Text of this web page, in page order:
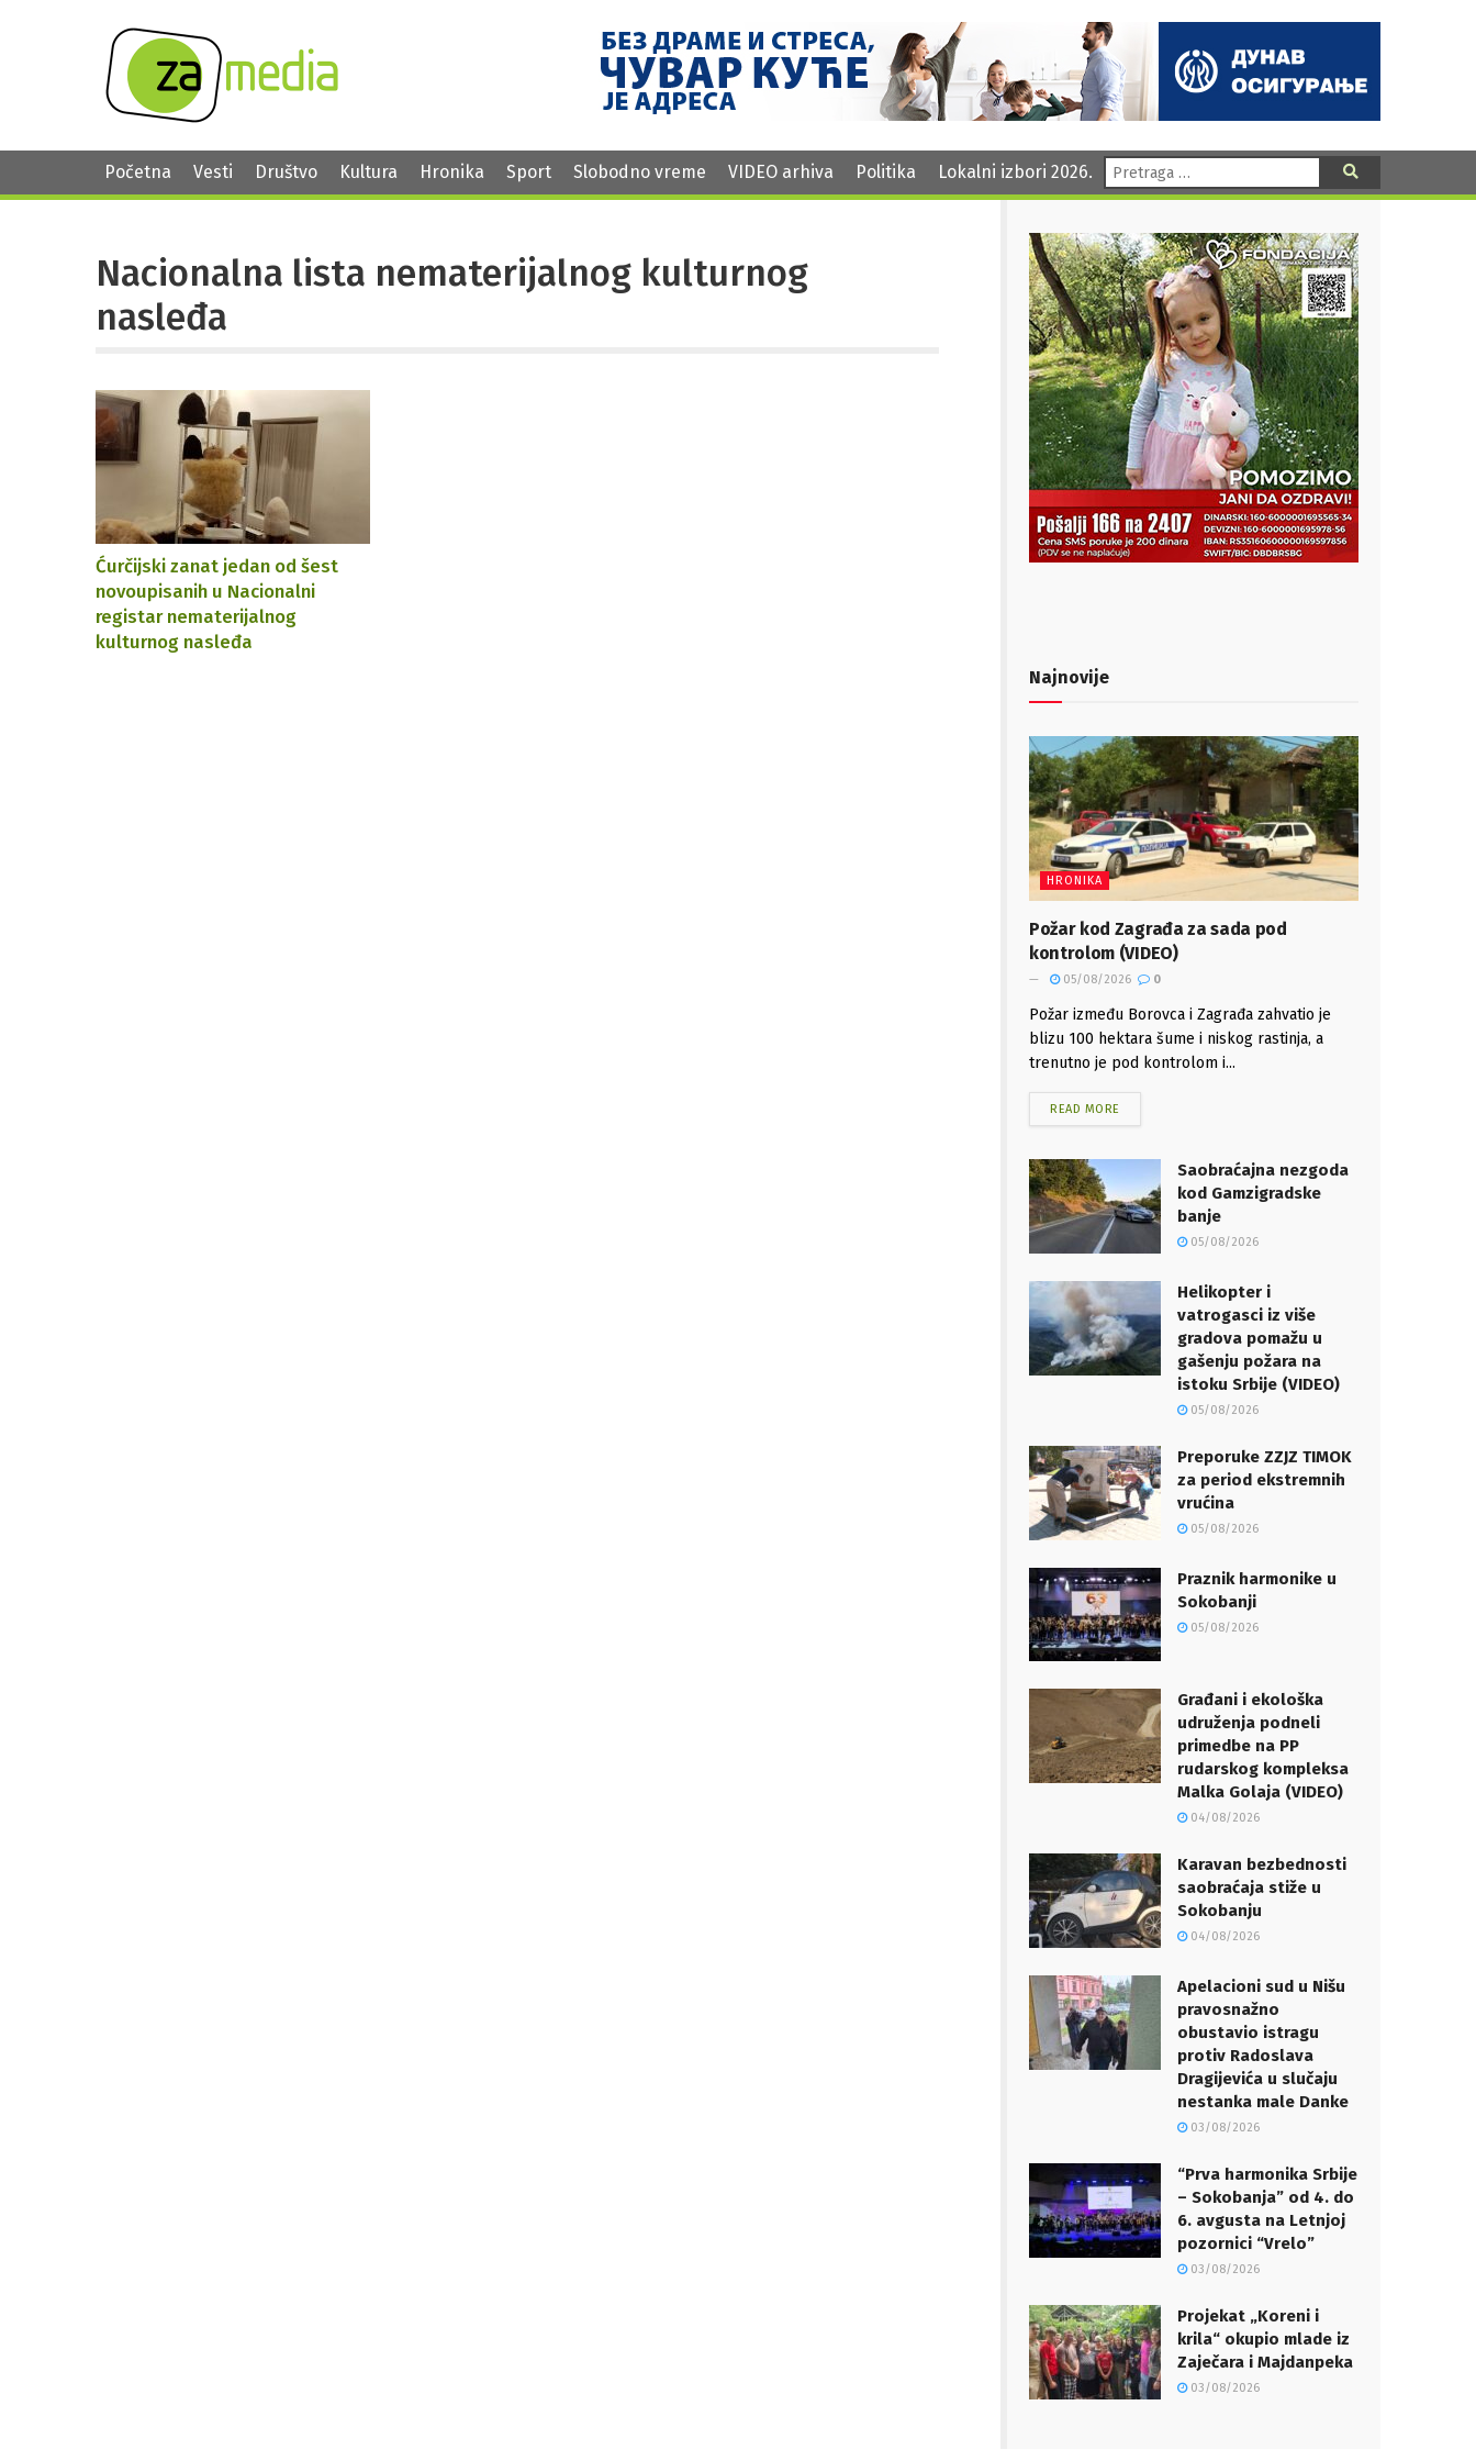
Početna Vesti Društvo Kultura Hronika Sport Slobodno vreme VIDEO arhiva Politika Lokalni izbori 2026. Pretraga:
Nacionalna lista nematerijalnog kulturnog
nasleđa
Ćurčijski zanat jedan od šest
novoupisanih u Nacionalni
registar nematerijalnog
kulturnog nasleđa
Najnovije
HRONIKA
Požar kod Zagrađa za sada pod
kontrolom (VIDEO)
05/08/2026 0
Požar između Borovca i Zagrađa zahvatio je
blizu 100 hektara šume i niskog rastinja, a
trenutno je pod kontrolom i...
READ MORE
Saobraćajna nezgoda
kod Gamzigradske
banje
05/08/2026
Helikopter i
vatrogasci iz više
gradova pomažu u
gašenju požara na
istoku Srbije (VIDEO)
05/08/2026
Preporuke ZZJZ TIMOK
za period ekstremnih
vrućina
05/08/2026
Praznik harmonike u
Sokobanji
05/08/2026
Građani i ekološka
udruženja podneli
primedbe na PP
rudarskog kompleksa
Malka Golaja (VIDEO)
04/08/2026
Karavan bezbednosti
saobraćaja stiže u
Sokobanju
04/08/2026
Apelacioni sud u Nišu
pravosnažno
obustavio istragu
protiv Radoslava
Dragijevića u slučaju
nestanka male Danke
03/08/2026
“Prva harmonika Srbije
– Sokobanja” od 4. do
6. avgusta na Letnjoj
pozornici “Vrelo”
03/08/2026
Projekat „Koreni i
krila“ okupio mlade iz
Zaječara i Majdanpeka
03/08/2026